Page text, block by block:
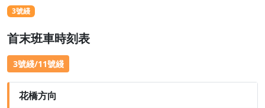
3號綫
首末班車時刻表
3號綫/11號綫
花橋方向